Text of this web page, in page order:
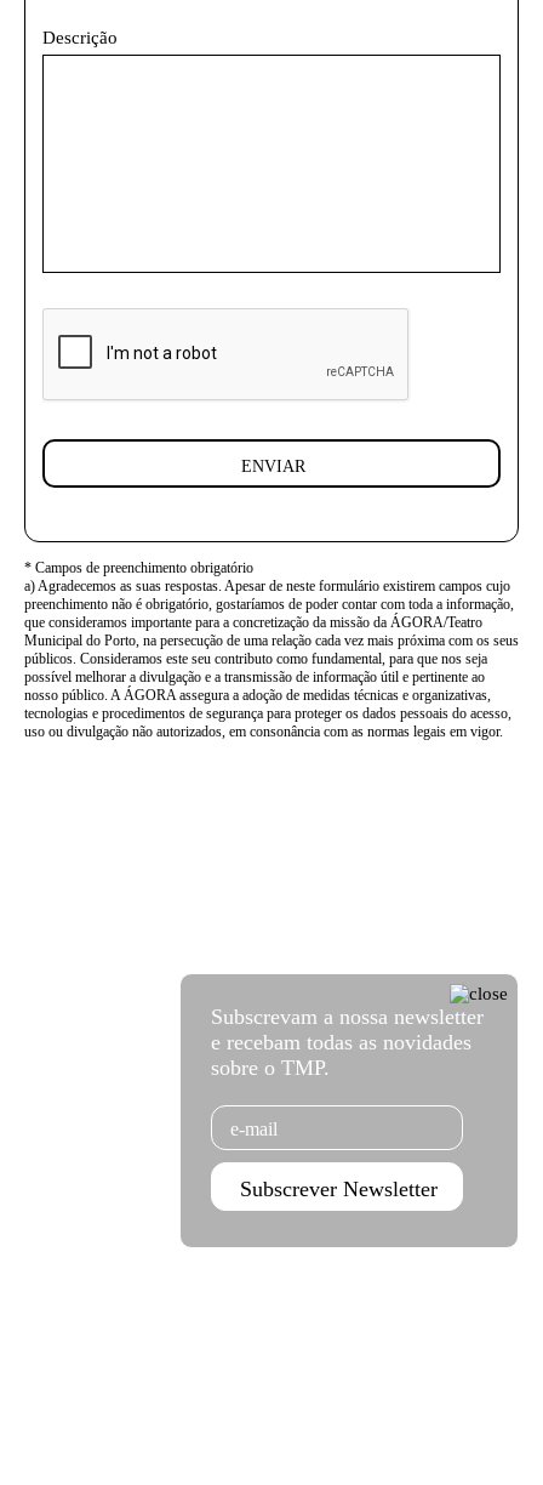
Descrição
ENVIAR
* Campos de preenchimento obrigatório
a) Agradecemos as suas respostas. Apesar de neste formulário existirem campos cujo
preenchimento não é obrigatório, gostaríamos de poder contar com toda a informação,
que consideramos importante para a concretização da missão da ÁGORA/Teatro
Municipal do Porto, na persecução de uma relação cada vez mais próxima com os seus
públicos. Consideramos este seu contributo como fundamental, para que nos seja
possível melhorar a divulgação e a transmissão de informação útil e pertinente ao
nosso público. A ÁGORA assegura a adoção de medidas técnicas e organizativas,
tecnologias e procedimentos de segurança para proteger os dados pessoais do acesso,
uso ou divulgação não autorizados, em consonância com as normas legais em vigor.
Subscrevam a nossa newsletter
e recebam todas as novidades
sobre o TMP.
Email
Subscrever Newsletter